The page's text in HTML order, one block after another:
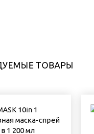
ТОВАРЫ